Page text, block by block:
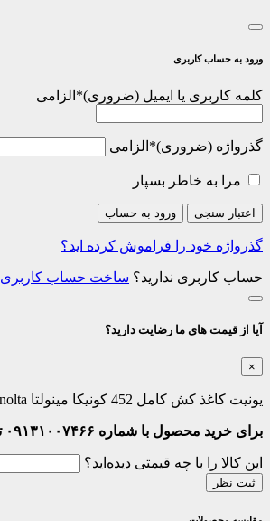
ورود به حساب کاربری
کلمه کاربری یا ایمیل * الزامی
گذرواژه * الزامی
مرا به خاطر بسپار
اعتبار سنجی ورود به حساب
گذرواژه خود را فراموش کرده اید؟
حساب کاربری ندارید؟ ساخت حساب کاربری
آیا از قیمت های ما رضایت دارید؟
×
یونیت کاغذ کش کامل 452 کونیکا مینولتا Konica Minolta
برای خرید محصول با شماره ۰۹۱۳۱۰۰۷۴۶۶ تماس بگیرید
این کالا را با چه قیمتی دیده‌اید؟
ثبت نظر